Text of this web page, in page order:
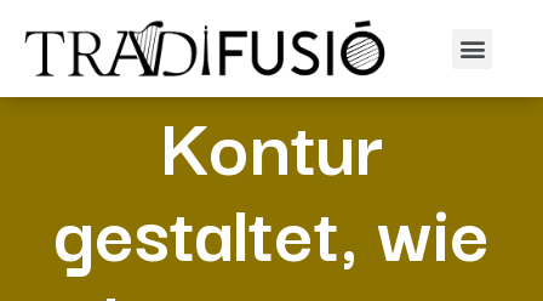
Wie wird Ihr
Kontur
gestaltet, wie